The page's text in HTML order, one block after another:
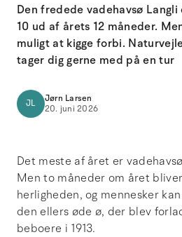
Den fredede vadehavsø
10 ud af årets 12 måneder.
muligt at kigge forbi.
tager dig gerne med på en tur
JL
Jørn Larsen
20. juni 2026
Det meste af året er
Men to måneder om året
herligheden, og mennesker
den ellers øde ø, der blev
beboere i 1913.